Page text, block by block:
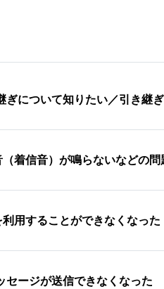
ぎについて知りたい／引き継
着信音）が鳴らないなどの
用することができなくなった
ージが送信できなくなった